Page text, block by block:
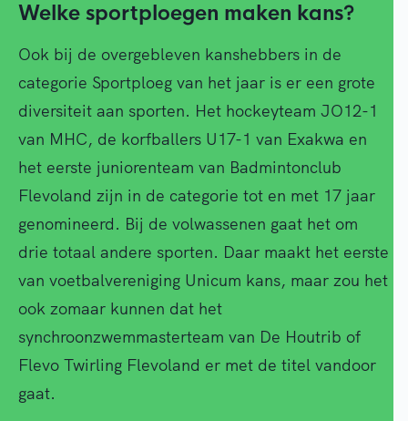
Welke sportploegen maken kans?
Ook bij de overgebleven kanshebbers in de
categorie Sportploeg van het jaar is er een grote
diversiteit aan sporten. Het hockeyteam JO12-1
van MHC, de korfballers U17-1 van Exakwa en
het eerste juniorenteam van Badmintonclub
Flevoland zijn in de categorie tot en met 17 jaar
genomineerd. Bij de volwassenen gaat het om
drie totaal andere sporten. Daar maakt het eerste
van voetbalvereniging Unicum kans, maar zou het
ook zomaar kunnen dat het
synchroonzwemmasterteam van De Houtrib of
Flevo Twirling Flevoland er met de titel vandoor
gaat.